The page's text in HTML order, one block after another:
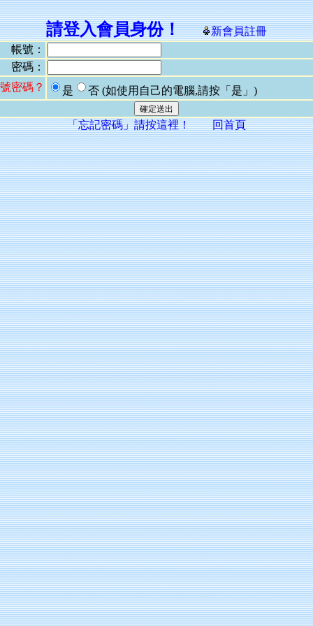
請登入會員身份！
新會員註冊
帳號：
密碼：
密碼？
是 否 (如使用自己的電腦,請按「是」)
「忘記密碼」請按這裡！ 回首頁